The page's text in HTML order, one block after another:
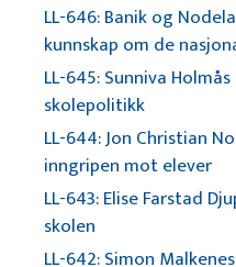
LL-646: Banik og
kunnskap om de
LL-645: Sunniva
skolepolitikk
LL-644: Jon Christian
inngripen mot elever
LL-643: Elise Farstad
skolen
LL-642: Simon